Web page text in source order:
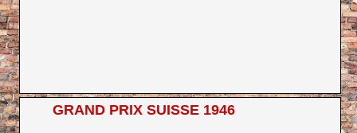
GRAND PRIX SUISSE 1946